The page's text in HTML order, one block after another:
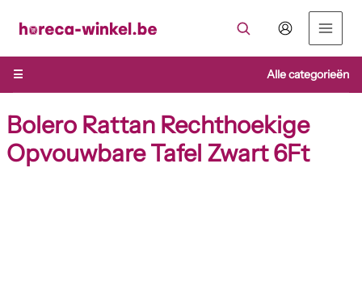
naar
inhoud
☰
Alle categorieën
Bolero Rattan Rechthoekige
Opvouwbare Tafel Zwart 6Ft